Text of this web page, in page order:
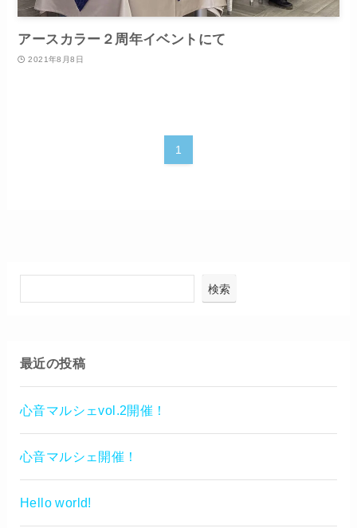
アースカラー２周年イベントにて
2021年8月8日
1
検索
最近の投稿
心音マルシェvol.2開催！
心音マルシェ開催！
Hello world!